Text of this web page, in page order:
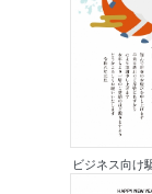
ビジネス向け